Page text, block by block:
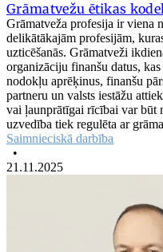
Grāmatvežu ētikas
Grāmatveža profesija ir viena
delikātākajām profesijām,
uzticēšanās. Grāmatveži
organizāciju finanšu datus,
nodokļu aprēķinus, finanšu
partneru un valsts iestāžu
vai ļaunprātīgai rīcībai var būt
uzvedība tiek regulēta ar
Saimnieciskā darbība
•
21.11.2025